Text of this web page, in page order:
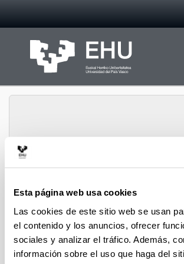
Esta página web usa cookies
Las cookies de este sitio web se usan
el contenido y los anuncios, ofrecer
sociales y analizar el tráfico. Además,
información sobre el uso que haga del
Ingeniería Química
Tesis doctorales de